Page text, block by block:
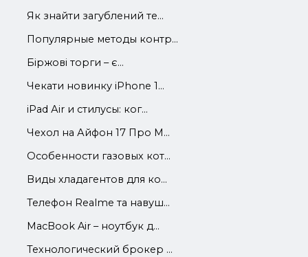
Як знайти загублений те...
Популярные методы контр...
Біржові торги – є...
Чекати новинку iPhone 1...
iРad Аir и стилусы: ког...
Чехол на Айфон 17 Про М...
Особенности газовых кот...
Виды хладагентов для ко...
Телефон Realme та навуш...
MacBook Air – ноутбук д...
Технологический брокер ...